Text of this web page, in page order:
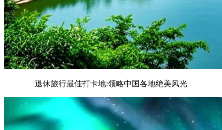
退休旅行最佳打卡地:领略中国各地绝美风光